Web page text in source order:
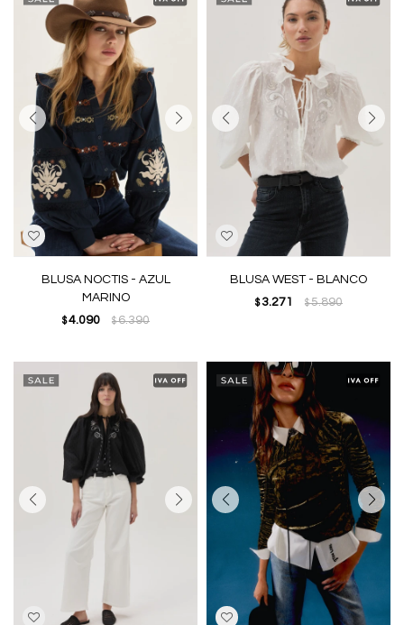
BLUSA NOCTIS - AZUL
MARINO
$ 4.090 $6.390
BLUSA WEST - BLANCO
$ 3.271 $5.890